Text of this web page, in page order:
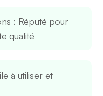
: Réputé pour
qualité
à utiliser et